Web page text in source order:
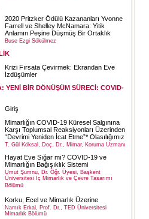
2020 Pritzker Ödülü Kazananları Yvonne
Farrell ve Shelley McNamara: Yitik
Anlamın Peşine Düşmüş Bir Ortaklık
Buse Ezgi Sökülmez
Krizi Fırsata Çevirmek: Ekrandan Eve
İzdüşümler
YENİ BİR DÖNÜŞÜM SÜRECİ: COVID-
Giriş
Mimarlığın COVID-19 Küresel Salgınına
Karşı Toplumsal Reaksiyonları Üzerinden
“Devrimi Yeniden İcat Etme”* Olasılığımız
T. Gül Köksal, Doç. Dr., Mimar, Koruma Uzmanı
Hayat Eve Sığar mı? COVID-19 ve
Mimarlığın Bağışıklık Sistemi
Umut Şumnu, Dr. Öğr. Üyesi, Başkent
Üniversitesi İç Mimarlık ve Çevre Tasarımı
Bölümü
Korku, Ecel ve Mimarlık Üzerine
Namık Erkal, Prof. Dr., TED Üniversitesi
Mimarlık Bölümü